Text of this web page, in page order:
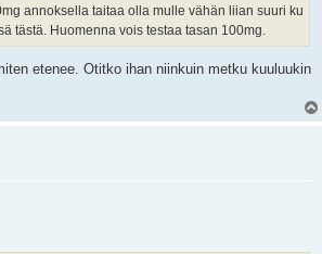
annoksella taitaa olla mulle vähän liian suuri ku
tästä. Huomenna vois testaa tasan 100mg.
etenee. Otitko ihan niinkuin metku kuuluukin